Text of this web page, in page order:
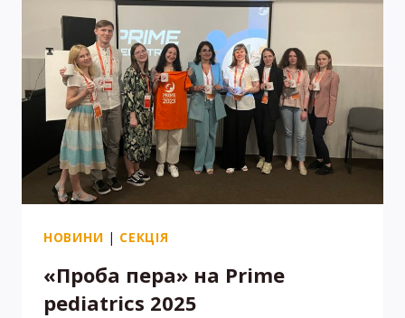
2026
НОВИНИ | СЕКЦІЯ
«Проба пера» на Prime
pediatrics 2025